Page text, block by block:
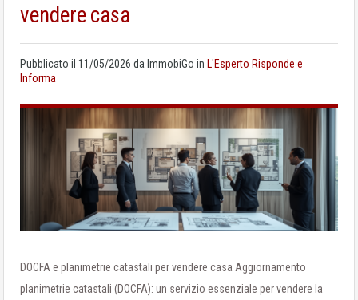
vendere casa
Pubblicato il 11/05/2026 da ImmobiGo in L'Esperto Risponde e
Informa
DOCFA e planimetrie catastali per vendere casa Aggiornamento
planimetrie catastali (DOCFA): un servizio essenziale per vendere la